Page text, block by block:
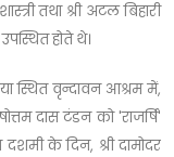
तथा श्री अटल बिहारी
होते थे।
स्थित वृन्दावन आश्रम में,
दास टंडन को 'राजर्षि'
के दिन, श्री दामोदर